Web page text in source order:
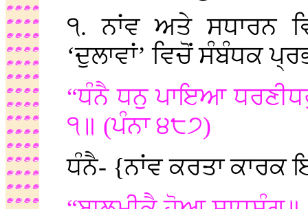
੧. ਨਾਂਵ ਅਤੇ ਸਧਾਰਨ
‘ਦੁਲਾਵਾਂ’ ਵਿਚੋਂ ਸੰਬੰਧਕ
“ਧੰਨੈ ਧਨੁ ਪਾਇਆ
੧॥ (ਪੰਨਾ ੪੮੭)
ਧੰਨੈ- {ਨਾਂਵ ਕਰਤਾ